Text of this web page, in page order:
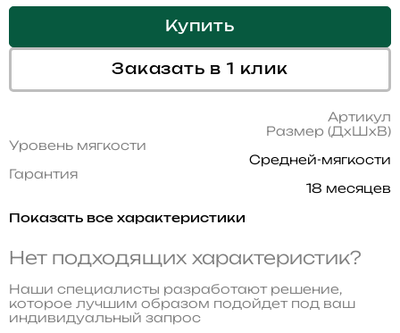
Купить
Заказать в 1 клик
Артикул
Размер (ДхШхВ)
Уровень мягкости
Средней-мягкости
Гарантия
18 месяцев
Показать все характеристики
Нет подходящих характеристик?
Наши специалисты разработают решение,
которое лучшим образом подойдет под ваш
индивидуальный запрос